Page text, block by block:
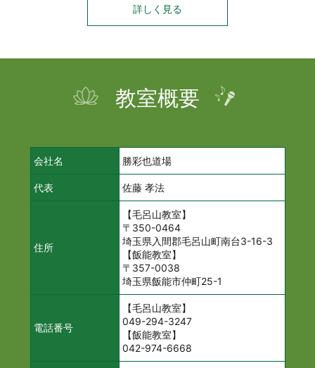
詳しく見る
教室概要
会社名 勝彩也道場
代表 佐藤 孝法
住所
【毛呂山教室】
〒350-0464
埼玉県入間郡毛呂山町南台3-16-3
【飯能教室】
〒357-0038
埼玉県飯能市仲町25-1
電話番号
【毛呂山教室】
049-294-3247
【飯能教室】
042-974-6668